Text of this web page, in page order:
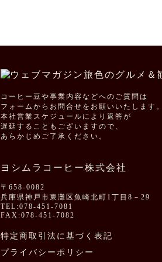
コーヒー豆や事業内容などへのご質問は
フォームからお問合せをお願いいたします
本社営業スケジュールにより返答が
遅延することもございますので、
あらかじめご了承ください。
ヨシムラコーヒー株式会社
〒658-0082
兵庫県神戸市東灘区魚崎北町1丁目8－29
TEL:078-451-7081
FAX:078-451-7082
特定商取引法に基づく表記
プライバシーポリシー